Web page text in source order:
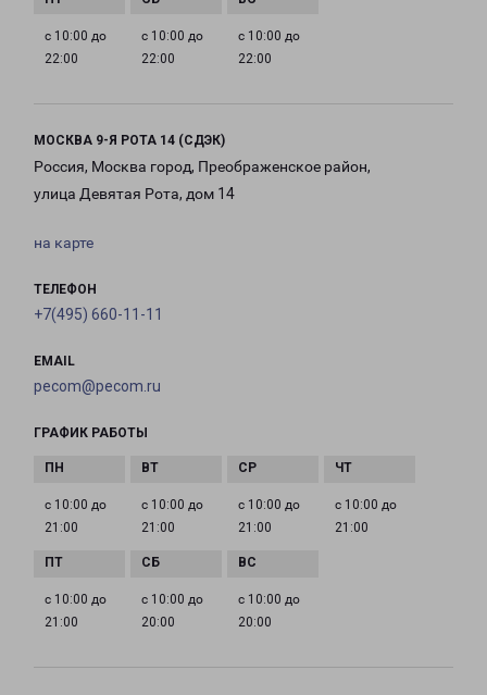
с 10:00 до
22:00
с 10:00 до
22:00
с 10:00 до
22:00
МОСКВА 9-Я РОТА 14 (СДЭК)
Россия, Москва город, Преображенское район,
улица Девятая Рота, дом 14
на карте
ТЕЛЕФОН
+7(495) 660-11-11
EMAIL
pecom@pecom.ru
ГРАФИК РАБОТЫ
с 10:00 до
21:00
с 10:00 до
21:00
с 10:00 до
21:00
с 10:00 до
21:00
с 10:00 до
21:00
с 10:00 до
20:00
с 10:00 до
20:00